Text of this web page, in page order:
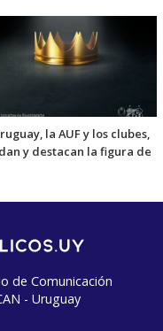
la AUF y los clubes,
y destacan la figura de
de Comunicación
- Uruguay